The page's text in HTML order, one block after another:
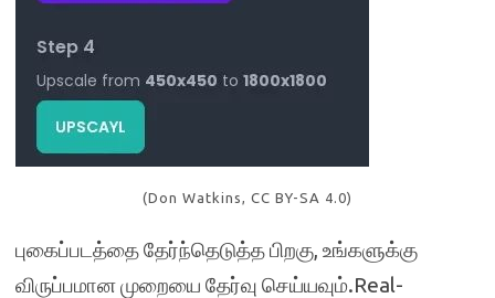
(Don Watkins, CC BY-SA 4.0)
புகைப்படத்தை தேர்ந்தெடுத்த பிறகு, உங்களுக்கு
விருப்பமான முறையை தேர்வு செய்யவும்.Real-